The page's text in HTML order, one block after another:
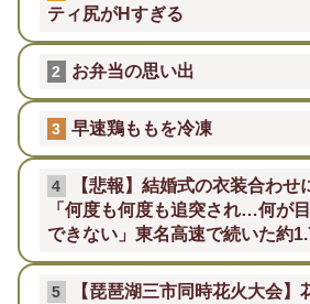
ティ尻がHすぎる
2 お弁当の思い出
3 早速鶏ももを冷凍
4
【悲報】結婚式の衣装合わせ
「何度も何度も追突され…何が
できない」東名高速で続いた約
5
【琵琶湖三市同時花火大会】